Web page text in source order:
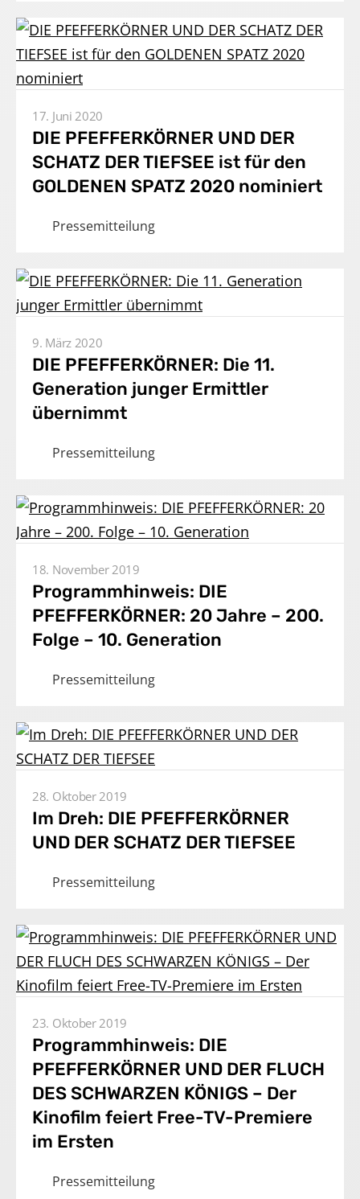
17. Juni 2020
DIE PFEFFERKÖRNER UND DER
SCHATZ DER TIEFSEE ist für den
GOLDENEN SPATZ 2020 nominiert
Pressemitteilung
9. März 2020
DIE PFEFFERKÖRNER: Die 11.
Generation junger Ermittler
übernimmt
Pressemitteilung
18. November 2019
Programmhinweis: DIE
PFEFFERKÖRNER: 20 Jahre – 200.
Folge – 10. Generation
Pressemitteilung
28. Oktober 2019
Im Dreh: DIE PFEFFERKÖRNER
UND DER SCHATZ DER TIEFSEE
Pressemitteilung
23. Oktober 2019
Programmhinweis: DIE
PFEFFERKÖRNER UND DER FLUCH
DES SCHWARZEN KÖNIGS – Der
Kinofilm feiert Free-TV-Premiere
im Ersten
Pressemitteilung
Presse
Karriere
Kontakt
Impressum